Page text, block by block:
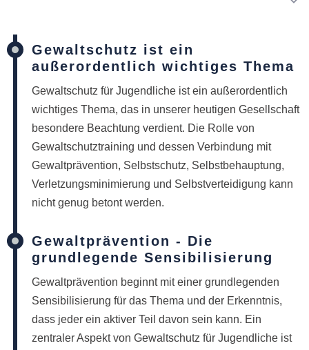
Gewaltschutz ist ein
außerordentlich wichtiges Thema
Gewaltschutz für Jugendliche ist ein außerordentlich
wichtiges Thema, das in unserer heutigen Gesellschaft
besondere Beachtung verdient. Die Rolle von
Gewaltschutztraining und dessen Verbindung mit
Gewaltprävention, Selbstschutz, Selbstbehauptung,
Verletzungsminimierung und Selbstverteidigung kann
nicht genug betont werden.
Gewaltprävention - Die
grundlegende Sensibilisierung
Gewaltprävention beginnt mit einer grundlegenden
Sensibilisierung für das Thema und der Erkenntnis,
dass jeder ein aktiver Teil davon sein kann. Ein
zentraler Aspekt von Gewaltschutz für Jugendliche ist